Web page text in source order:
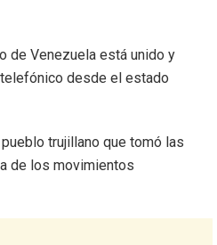
de Venezuela está unido y
desde el estado
trujillano que tomó las
de los movimientos